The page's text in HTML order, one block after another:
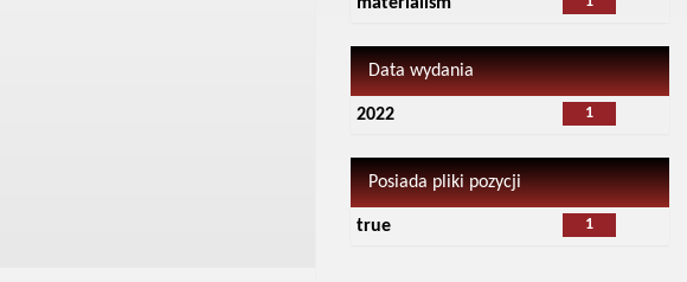
Data wydania
1
2022
Posiada pliki pozycji
1
true